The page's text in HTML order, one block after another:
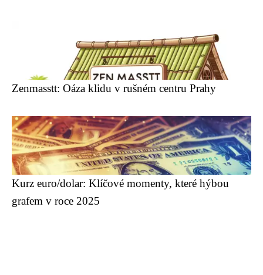
Zenmasstt: Oáza klidu v rušném centru Prahy
Kurz euro/dolar: Klíčové momenty, které hýbou
grafem v roce 2025